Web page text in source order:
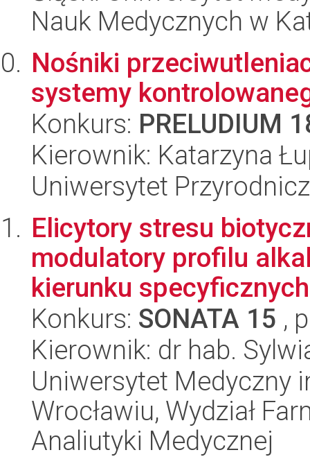
Nauk Medycznych w
Nośniki
systemy
Konkurs: PRELUDIUM
Kierownik: Katarzyna
Uniwersytet
Elicytory stresu
modulatory profilu
kierunku
Konkurs: SONATA 15 ,
Kierownik: dr hab.
Uniwersytet Medyczny
Wrocławiu, Wydział
Analiutyki Medycznej